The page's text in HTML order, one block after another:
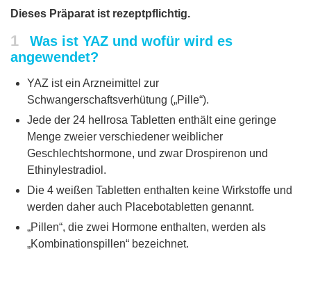
Dieses Präparat ist rezeptpflichtig.
1
Was ist YAZ und wofür wird es
angewendet?
YAZ ist ein Arzneimittel zur
Schwangerschaftsverhütung („Pille“).
Jede der 24 hellrosa Tabletten enthält eine geringe
Menge zweier verschiedener weiblicher
Geschlechtshormone, und zwar Drospirenon und
Ethinylestradiol.
Die 4 weißen Tabletten enthalten keine Wirkstoffe und
werden daher auch Placebotabletten genannt.
„Pillen“, die zwei Hormone enthalten, werden als
„Kombinationspillen“ bezeichnet.